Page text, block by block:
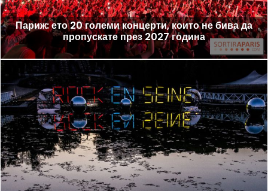
Париж: ето 20 големи концерти, които не бива да
пропускате през 2027 година